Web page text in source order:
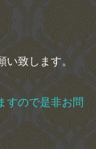
致します。
すので是非お問